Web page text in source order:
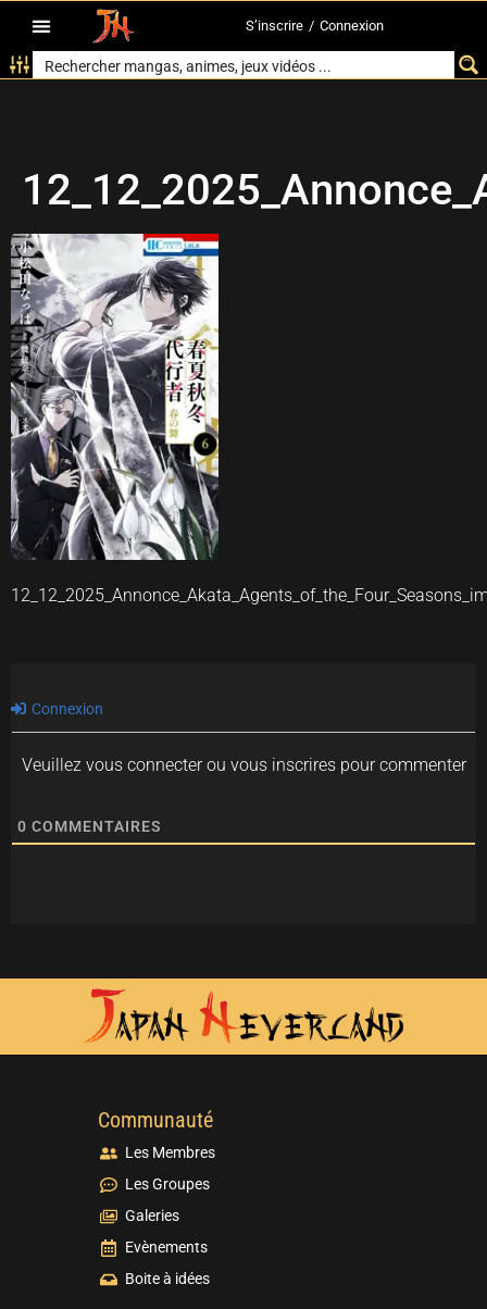
S’inscrire / Connexion
Connexion
Veuillez vous connecter ou vous inscrires pour commenter
0 COMMENTAIRES
Communauté
Les Membres
Les Groupes
Galeries
Evènements
Boite à idées